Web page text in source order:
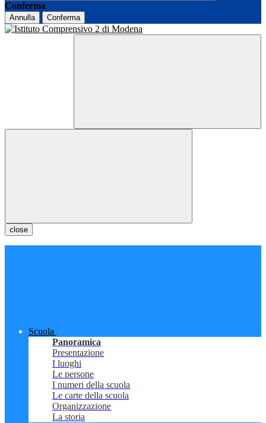
Conferma
Annulla Conferma
close
Scuola
Panoramica
Presentazione
I luoghi
Le persone
I numeri della scuola
Le carte della scuola
Organizzazione
La storia